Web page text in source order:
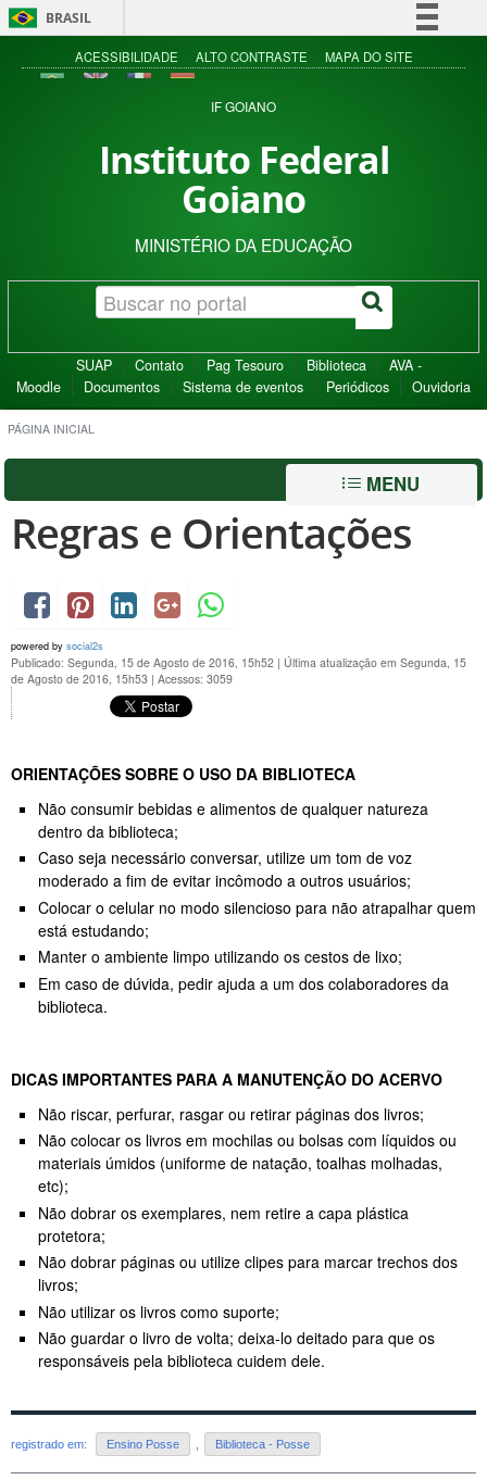
BRASIL
Simplifique!
Acesso à informação
ACESSIBILIDADE ALTO CONTRASTE MAPA DO SITE
IF GOIANO
Instituto Federal
Goiano
MINISTÉRIO DA EDUCAÇÃO
SUAP Contato Pag Tesouro Biblioteca
AVA -
Moodle
Documentos Sistema de eventos Periódicos Ouvidoria
PÁGINA INICIAL
MENU
Regras e Orientações
powered by social2s
Publicado: Segunda, 15 de Agosto de 2016, 15h52 | Última atualização em Segunda, 15
de Agosto de 2016, 15h53 | Acessos: 3059
ORIENTAÇÕES SOBRE O USO DA BIBLIOTECA
Não consumir bebidas e alimentos de qualquer natureza
dentro da biblioteca;
Caso seja necessário conversar, utilize um tom de voz
moderado a fim de evitar incômodo a outros usuários;
Colocar o celular no modo silencioso para não atrapalhar quem
está estudando;
Manter o ambiente limpo utilizando os cestos de lixo;
Em caso de dúvida, pedir ajuda a um dos colaboradores da
biblioteca.
DICAS IMPORTANTES PARA A MANUTENÇÃO DO ACERVO
Não riscar, perfurar, rasgar ou retirar páginas dos livros;
Não colocar os livros em mochilas ou bolsas com líquidos ou
materiais úmidos (uniforme de natação, toalhas molhadas,
etc);
Não dobrar os exemplares, nem retire a capa plástica
protetora;
Não dobrar páginas ou utilize clipes para marcar trechos dos
livros;
Não utilizar os livros como suporte;
Não guardar o livro de volta; deixa-lo deitado para que os
responsáveis pela biblioteca cuidem dele.
registrado em: Ensino Posse Biblioteca - Posse